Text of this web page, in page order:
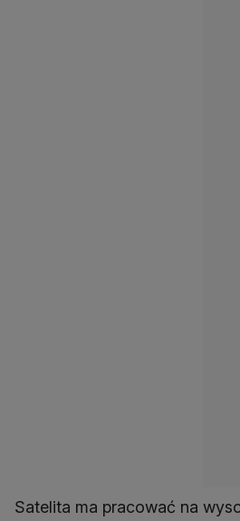
Satelita ma pracować na